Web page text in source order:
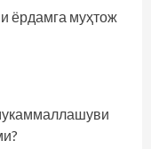
ёрдамга муҳтож